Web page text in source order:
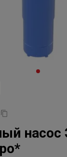
насос